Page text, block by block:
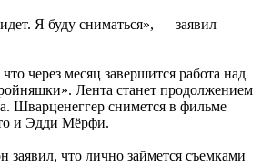
Я буду сниматься», — заявил
через месяц завершится работа над
Лента станет продолжением
Шварценеггер снимется в фильме
и Эдди Мёрфи.
что лично займется съемками